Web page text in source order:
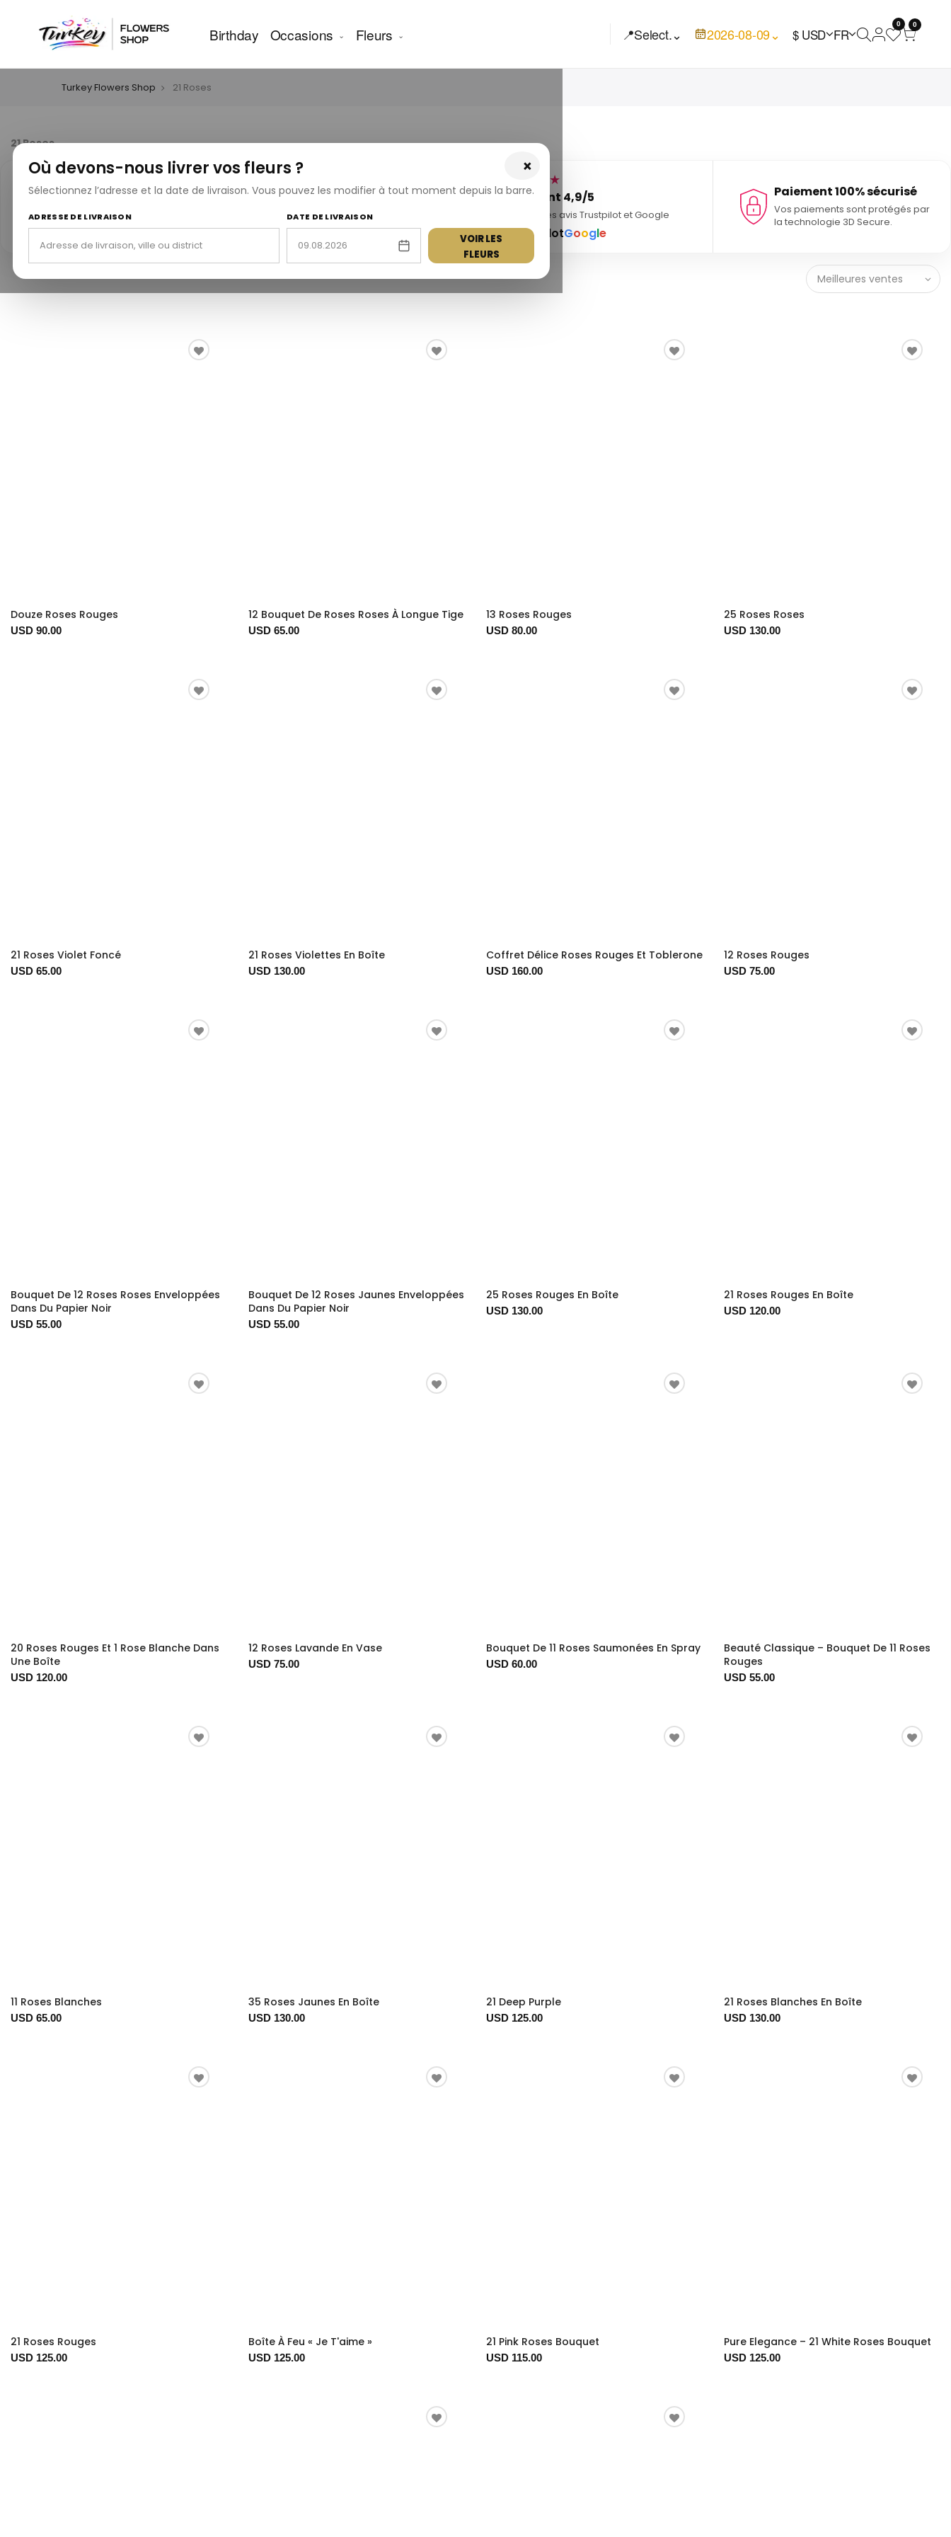
Birthday Occasions Fleurs 📍Select.⌄ 2026-08-09⌄ $ USD FR
0 0
×
Où devons-nous livrer vos fleurs ?
Sélectionnez l’adresse et la date de livraison. Vous pouvez les modifier à tout moment depuis la barre.
ADRESSE DE LIVRAISON DATE DE LIVRAISON
VOIR LES
FLEURS
Turkey Flowers Shop 21 Roses
21 Roses
2525 ans d’expérience
fiable depuis 1999.
10 000+ livraisons
réussies dans toute la Turquie.
★★★★★
Note client 4,9/5
Basée sur les avis Trustpilot et Google
TrustpilotGoogle
Paiement 100% sécurisé
Vos paiements sont protégés par
la technologie 3D Secure.
Meilleures ventes
Douze Roses Rouges
USD 90.00
12 Bouquet De Roses Roses À Longue Tige
USD 65.00
13 Roses Rouges
USD 80.00
25 Roses Roses
USD 130.00
21 Roses Violet Foncé
USD 65.00
21 Roses Violettes En Boîte
USD 130.00
Coffret Délice Roses Rouges Et Toblerone
USD 160.00
12 Roses Rouges
USD 75.00
Bouquet De 12 Roses Roses Enveloppées
Dans Du Papier Noir
USD 55.00
Bouquet De 12 Roses Jaunes Enveloppées
Dans Du Papier Noir
USD 55.00
25 Roses Rouges En Boîte
USD 130.00
21 Roses Rouges En Boîte
USD 120.00
20 Roses Rouges Et 1 Rose Blanche Dans
Une Boîte
USD 120.00
12 Roses Lavande En Vase
USD 75.00
Bouquet De 11 Roses Saumonées En Spray
USD 60.00
Beauté Classique – Bouquet De 11 Roses
Rouges
USD 55.00
11 Roses Blanches
USD 65.00
35 Roses Jaunes En Boîte
USD 130.00
21 Deep Purple
USD 125.00
21 Roses Blanches En Boîte
USD 130.00
21 Roses Rouges
USD 125.00
Boîte À Feu « Je T'aime »
USD 125.00
21 Pink Roses Bouquet
USD 115.00
Pure Elegance – 21 White Roses Bouquet
USD 125.00